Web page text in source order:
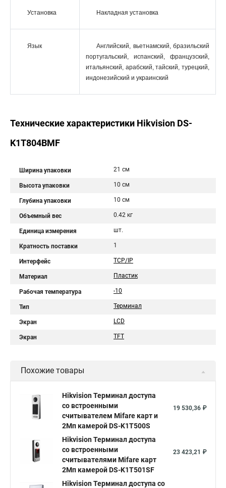
Установка Накладная установка
Язык
Английский, вьетнамский, бразильский
португальский, испанский, французский,
итальянский, арабский, тайский, турецкий,
индонезийский и украинский
Технические характеристики Hikvision DS-
K1T804BMF
Ширина упаковки 21 см
Высота упаковки 10 см
Глубина упаковки 10 см
Объемный вес 0.42 кг
Единица измерения шт.
Кратность поставки 1
Интерфейс TCP/IP
Материал Пластик
Рабочая температура -10
Тип Терминал
Экран LCD
Экран TFT
Похожие товары
Hikvision Терминал доступа
со встроенными
считывателем Mifare карт и
2Мп камерой DS-K1T500S
19 530,36 ₽
Hikvision Терминал доступа
со встроенными
считывателями Mifare карт
2Мп камерой DS-K1T501SF
23 423,21 ₽
Hikvision Терминал доступа со